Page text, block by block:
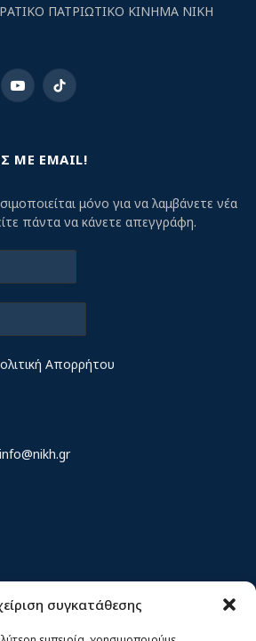
συγκατάθεσης
ΠΑΤΡΙΩΤΙΚΟ ΚΙΝΗΜΑ ΝΙΚΗ
YouTubeTikTok
ΜΕ EMAIL!
μόνο για να λαμβάνετε νέα
πάντα να κάνετε απεγγράφη.
Απορρήτου
info@nikh.gr
αρχές & δράση